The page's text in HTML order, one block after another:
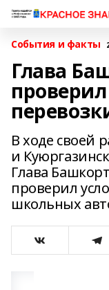
События и факты
Глава
В ходе своей
и
Глава
проверил
школьных